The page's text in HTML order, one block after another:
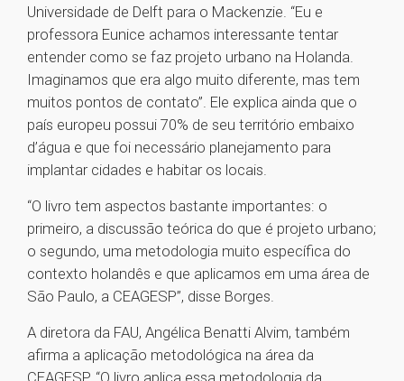
Universidade de Delft para o Mackenzie. “Eu e
professora Eunice achamos interessante tentar
entender como se faz projeto urbano na Holanda.
Imaginamos que era algo muito diferente, mas tem
muitos pontos de contato”. Ele explica ainda que o
país europeu possui 70% de seu território embaixo
d’água e que foi necessário planejamento para
implantar cidades e habitar os locais.
“O livro tem aspectos bastante importantes: o
primeiro, a discussão teórica do que é projeto urbano;
o segundo, uma metodologia muito específica do
contexto holandês e que aplicamos em uma área de
São Paulo, a CEAGESP”, disse Borges.
A diretora da FAU, Angélica Benatti Alvim, também
afirma a aplicação metodológica na área da